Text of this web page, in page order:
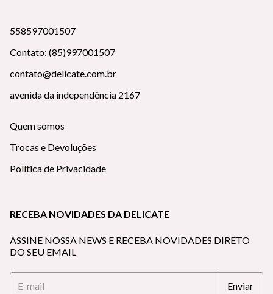
558597001507
Contato: (85)997001507
contato@delicate.com.br
avenida da independência 2167
Quem somos
Trocas e Devoluções
Política de Privacidade
RECEBA NOVIDADES DA DELICATE
ASSINE NOSSA NEWS E RECEBA NOVIDADES DIRETO
DO SEU EMAIL